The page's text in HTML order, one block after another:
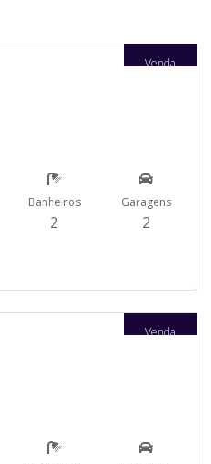
Venda
Banheiros
2
Garagens
2
Venda